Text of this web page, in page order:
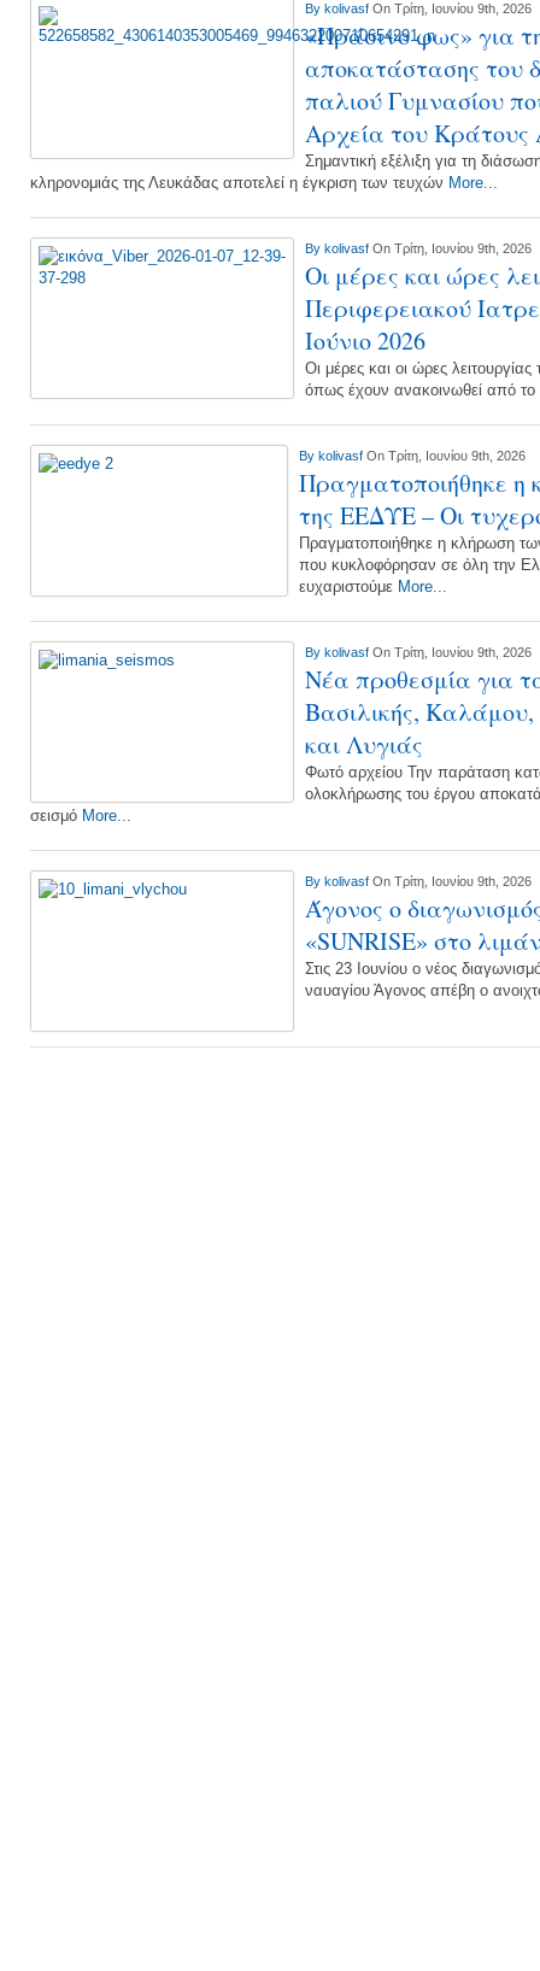
By kolivasf On Τρίτη, Ιουνίου 9th, 2026
«Πράσινο φως» για
αποκατάστασης του
παλιού Γυμνασίου
Αρχεία του Κράτους
Σημαντική εξέλιξη για τη
κληρονομιάς της Λευκάδας αποτελεί η έγκριση των τευχών More...
By kolivasf On Τρίτη, Ιουνίου 9th, 2026
Οι μέρες και ώρες
Περιφερειακού
Ιούνιο 2026
Οι μέρες και οι ώρες λειτουργίας
όπως έχουν ανακοινωθεί από
By kolivasf On Τρίτη, Ιουνίου 9th, 2026
Πραγματοποιήθηκε
της ΕΕΔΥΕ – Οι
Πραγματοποιήθηκε η κλήρωση
που κυκλοφόρησαν σε όλη την
ευχαριστούμε More...
By kolivasf On Τρίτη, Ιουνίου 9th, 2026
Νέα προθεσμία για
Βασιλικής,
και Λυγιάς
Φωτό αρχείου Την παράταση
ολοκλήρωσης του έργου
σεισμό More...
By kolivasf On Τρίτη, Ιουνίου 9th, 2026
Άγονος ο
«SUNRISE» στο
Στις 23 Ιουνίου ο νέος
ναυαγίου Άγονος απέβη ο